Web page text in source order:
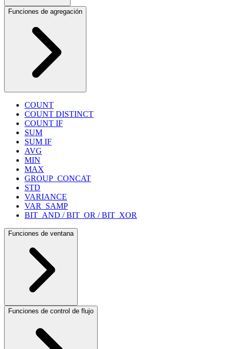
Funciones de agregación
COUNT
COUNT DISTINCT
COUNT IF
SUM
SUM IF
AVG
MIN
MAX
GROUP_CONCAT
STD
VARIANCE
VAR_SAMP
BIT_AND / BIT_OR / BIT_XOR
Funciones de ventana
Funciones de control de flujo